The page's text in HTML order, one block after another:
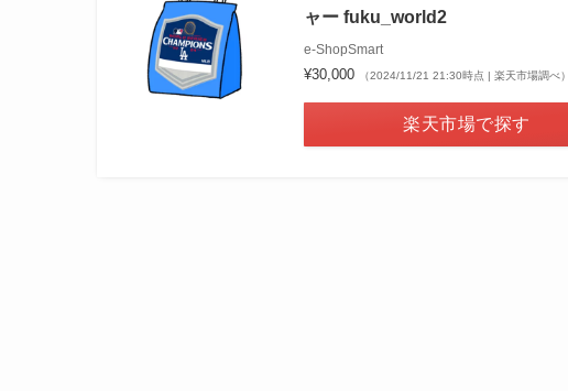
ャー fuku_world2
e-ShopSmart
¥30,000 （2024/11/21 21:30時点 | 楽天市場調べ）
楽天市場で探す